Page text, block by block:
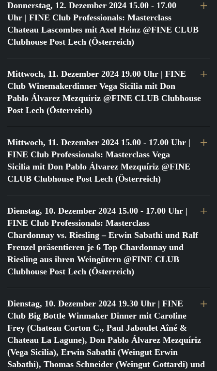
Donnerstag, 12. Dezember 2024 15.00 - 17.00
Uhr | FINE Club Professionals: Masterclass
Chateau Lascombes mit Axel Heinz @FINE CLUB
Clubhouse Post Lech (Österreich)
Mittwoch, 11. Dezember 2024 19.00 Uhr | FINE
Club Winemakerdinner Vega Sicilia mit Don
Pablo Álvarez Mezquíriz @FINE CLUB Clubhouse
Post Lech (Österreich)
Mittwoch, 11. Dezember 2024 15.00 - 17.00 Uhr |
FINE Club Professionals: Masterclass Vega
Sicilia mit Don Pablo Álvarez Mezquíriz @FINE
CLUB Clubhouse Post Lech (Österreich)
Dienstag, 10. Dezember 2024 15.00 - 17.00 Uhr |
FINE Club Professionals: Masterclass
Chardonnay vs. Riesling – Erwin Sabathi und Ralf
Frenzel präsentieren je 6 Top Chardonnay und
Riesling aus ihren Weingütern @FINE CLUB
Clubhouse Post Lech (Österreich)
Dienstag, 10. Dezember 2024 19.30 Uhr | FINE
Club Big Bottle Winmaker Dinner mit Caroline
Frey (Chateau Corton C., Paul Jaboulet Aîné &
Chateau La Lagune), Don Pablo Álvarez Mezquíriz
(Vega Sicilia), Erwin Sabathi (Weingut Erwin
Sabathi), Thomas Schneider (Weingut Gottardi) und